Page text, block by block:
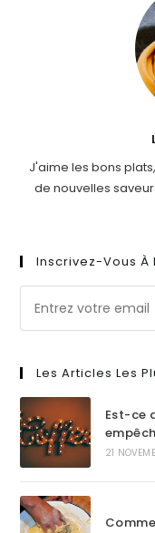
J'aime les bons
de nouvelles
Inscrivez-Vous À
Les Articles Les
Est-ce
21